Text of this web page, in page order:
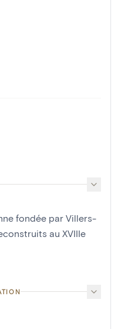
fondée par Villers-
au XVIIIe